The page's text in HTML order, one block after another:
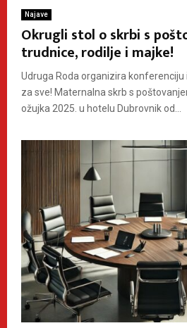
Najave
Okrugli stol o skrbi s
trudnice, rodilje i majke!
Udruga Roda organizira konferenciju
za sve! Maternalna skrb s
ožujka 2025. u hotelu Dubrovnik od...